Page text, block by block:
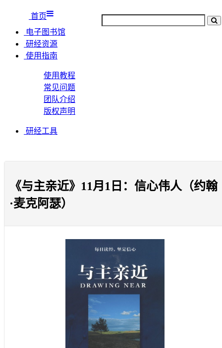
首页
电子图书馆
研经资源
使用指南
使用教程
常见问题
团队介绍
版权声明
研经工具
《与主亲近》11月1日：信心伟人（约翰
·麦克阿瑟）